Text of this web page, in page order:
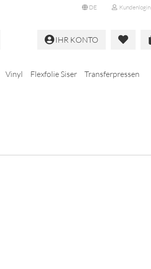
DE Kundenlogin
IHR KONTO
Vinyl Flexfolie Siser Transferpressen